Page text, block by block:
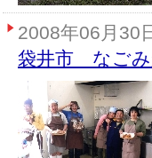
2008年06月30
袋井市 なごみ